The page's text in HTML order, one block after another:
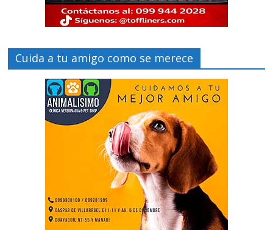
Cuida a tu amigo como se merece